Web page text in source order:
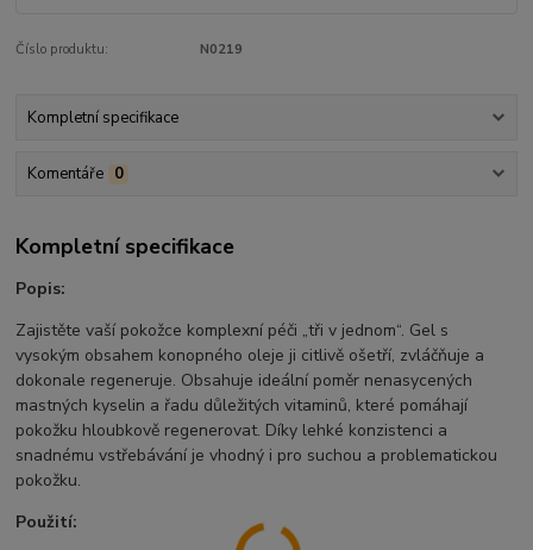
Číslo produktu: N0219
Kompletní specifikace
Komentáře 0
Kompletní specifikace
Popis:
Zajistěte vaší pokožce komplexní péči „tři v jednom“. Gel s
vysokým obsahem konopného oleje ji citlivě ošetří, zvláčňuje a
dokonale regeneruje. Obsahuje ideální poměr nenasycených
mastných kyselin a řadu důležitých vitaminů, které pomáhají
pokožku hloubkově regenerovat. Díky lehké konzistenci a
snadnému vstřebávání je vhodný i pro suchou a problematickou
pokožku.
Použití: